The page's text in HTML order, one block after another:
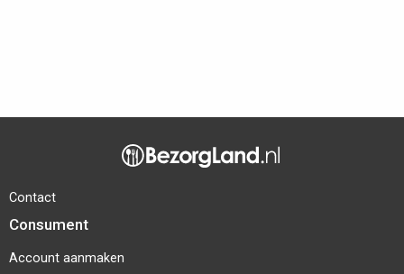
Contact
Consument
Account aanmaken